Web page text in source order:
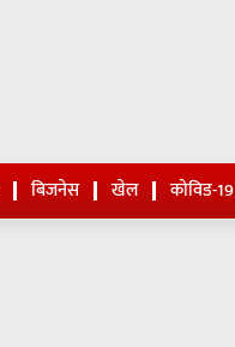
बिजनेस खेल कोविड-19